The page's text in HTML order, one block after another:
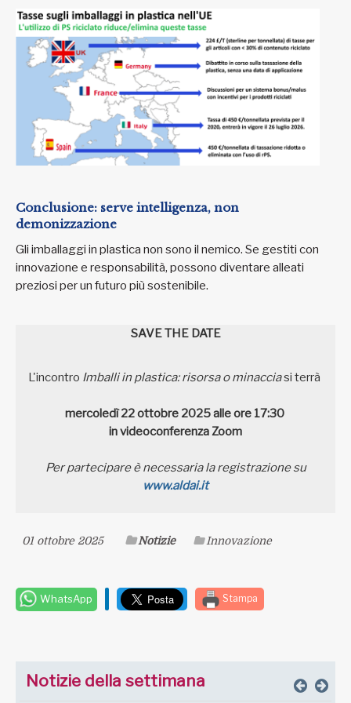
Conclusione: serve intelligenza, non
demonizzazione
Gli imballaggi in plastica non sono il nemico. Se gestiti con
innovazione e responsabilità, possono diventare alleati
preziosi per un futuro più sostenibile.
SAVE THE DATE
L'incontro Imballi in plastica: risorsa o minacciasi terrà
mercoledì 22 ottobre 2025alle ore 17:30
in videoconferenza Zoom
Per partecipare è necessariala registrazione su
www.aldai.it
01 ottobre 2025 Notizie Innovazione
WhatsApp Stampa
Notizie della settimana